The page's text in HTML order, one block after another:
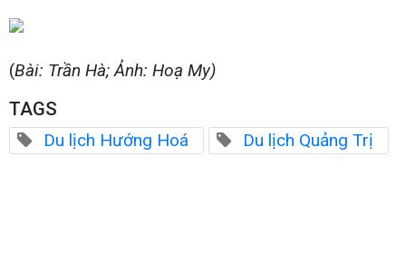
(Bài: Trần Hà; Ảnh: Hoạ My)
TAGS
Du lịch Hướng Hoá Du lịch Quảng Trị